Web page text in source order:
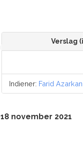
Verslag
Indiener: Farid Azarkan
18 november 2021